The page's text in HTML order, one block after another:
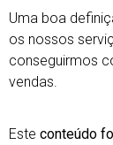
Uma boa
os nossos
conseguirmos
vendas.
Este conteúdo